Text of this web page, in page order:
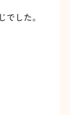
した。